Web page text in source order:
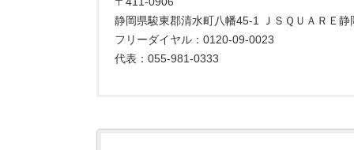
静岡県駿東郡清水町八幡45-1 ＪＳＱＵＡＲＥ静
フリーダイヤル：0120-09-0023
代表：055-981-0333